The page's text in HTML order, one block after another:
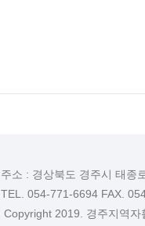
주소 : 경상북도 경주시 태종
TEL. 054-771-6694 FAX.
Copyright 2019. 경주지역자